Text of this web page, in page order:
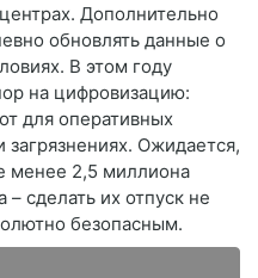
Дополнительно
обновлять данные о
В этом году
на цифровизацию:
для оперативных
Ожидается,
менее 2,5 миллиона
сделать их отпуск не
безопасным.